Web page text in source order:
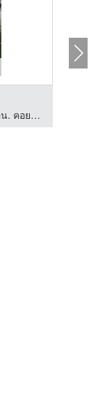
โรงสลิทเหล็กสมุทรสาคร - เค.ไอ.เอ็น. คอยล์เซ็นเตอร์